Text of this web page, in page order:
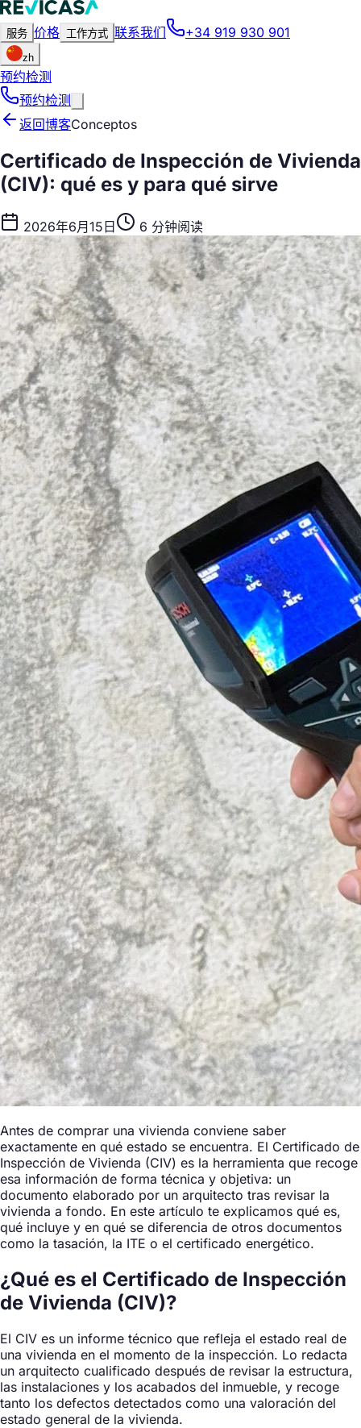
服务 价格 工作方式 联系我们 +34 919 930 901
zh
预约检测
预约检测
返回博客Conceptos
Certificado de Inspección de Vivienda
(CIV): qué es y para qué sirve
2026年6月15日 6 分钟阅读
Antes de comprar una vivienda conviene saber
exactamente en qué estado se encuentra. El Certificado de
Inspección de Vivienda (CIV) es la herramienta que recoge
esa información de forma técnica y objetiva: un
documento elaborado por un arquitecto tras revisar la
vivienda a fondo. En este artículo te explicamos qué es,
qué incluye y en qué se diferencia de otros documentos
como la tasación, la ITE o el certificado energético.
¿Qué es el Certificado de Inspección
de Vivienda (CIV)?
El CIV es un informe técnico que refleja el estado real de
una vivienda en el momento de la inspección. Lo redacta
un arquitecto cualificado después de revisar la estructura,
las instalaciones y los acabados del inmueble, y recoge
tanto los defectos detectados como una valoración del
estado general de la vivienda.